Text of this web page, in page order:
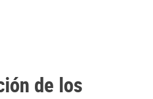
de los